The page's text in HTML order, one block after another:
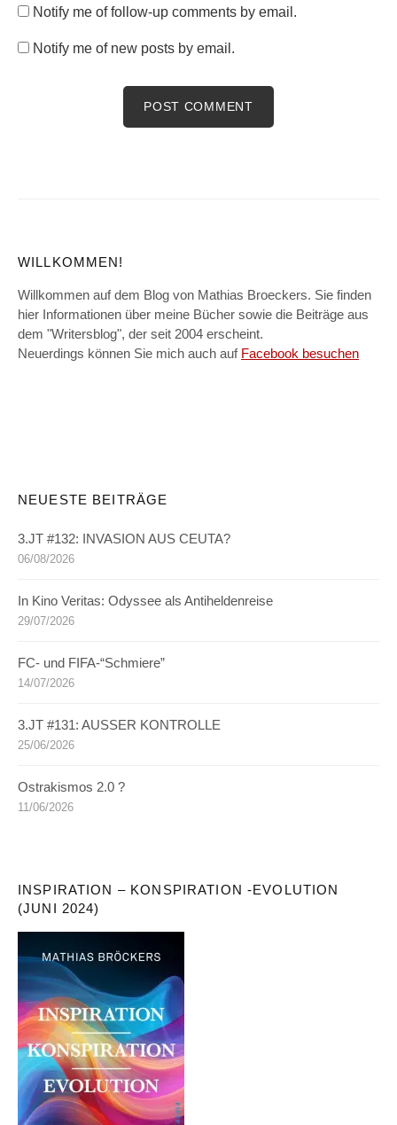
Notify me of follow-up comments by email.
Notify me of new posts by email.
WILLKOMMEN!
Willkommen auf dem Blog von Mathias Broeckers. Sie finden
hier Informationen über meine Bücher sowie die Beiträge aus
dem "Writersblog", der seit 2004 erscheint.
Neuerdings können Sie mich auch auf Facebook besuchen
NEUESTE BEITRÄGE
3.JT #132: INVASION AUS CEUTA?
06/08/2026
In Kino Veritas: Odyssee als Antiheldenreise
29/07/2026
FC- und FIFA-“Schmiere”
14/07/2026
3.JT #131: AUSSER KONTROLLE
25/06/2026
Ostrakismos 2.0 ?
11/06/2026
INSPIRATION – KONSPIRATION -EVOLUTION
(JUNI 2024)